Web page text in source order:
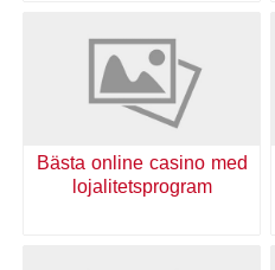
Bästa online casino med
lojalitetsprogram